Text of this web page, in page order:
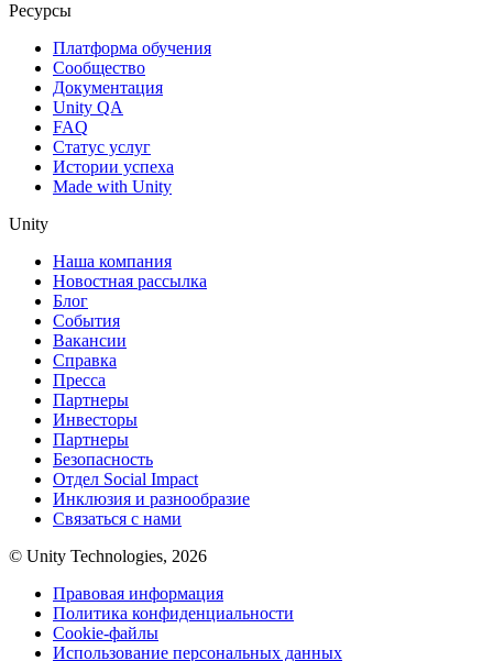
Ресурсы
Платформа обучения
Сообщество
Документация
Unity QA
FAQ
Статус услуг
Истории успеха
Made with Unity
Unity
Наша компания
Новостная рассылка
Блог
События
Вакансии
Справка
Пресса
Партнеры
Инвесторы
Партнеры
Безопасность
Отдел Social Impact
Инклюзия и разнообразие
Связаться с нами
© Unity Technologies, 2026
Правовая информация
Политика конфиденциальности
Cookie-файлы
Использование персональных данных